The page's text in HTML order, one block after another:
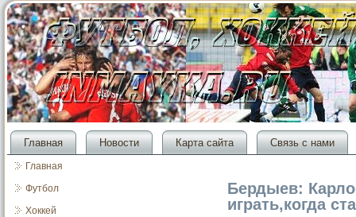
Главная Новости Карта сайта Связь с нами
Главная
Футбол
Хоккей
Бердыев:
играть,когда